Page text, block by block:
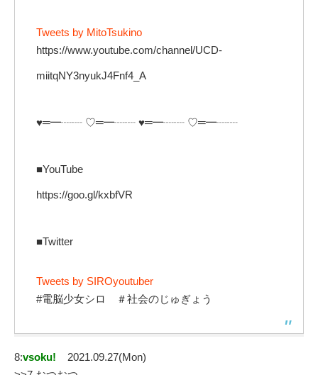
Tweets by MitoTsukino
https://www.youtube.com/channel/UCD-
miitqNY3nyukJ4Fnf4_A
♥═━┈┈ ♡═━┈┈ ♥═━┈┈ ♡═━┈┈
■YouTube
https://goo.gl/kxbfVR
■Twitter
Tweets by SIROyoutuber
#電脳少女シロ ＃社会のじゅぎょう
8:vsoku!
2021.09.27(Mon)